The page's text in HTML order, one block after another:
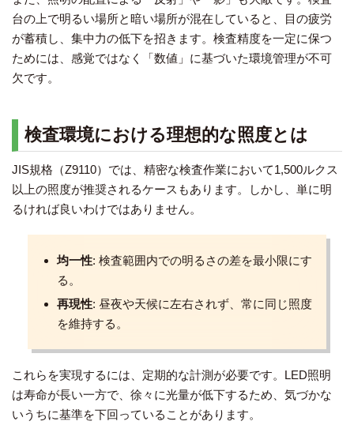
台の上で明るい場所と暗い場所が混在していると、目の疲労
が蓄積し、集中力の低下を招きます。検査精度を一定に保つ
ためには、感覚ではなく「数値」に基づいた環境管理が不可
欠です。
検査環境における理想的な照度とは
JIS規格（Z9110）では、精密な検査作業において1,500ルクス
以上の照度が推奨されるケースもあります。しかし、単に明
るければ良いわけではありません。
均一性: 検査範囲内での明るさの差を最小限にす
る。
再現性: 昼夜や天候に左右されず、常に同じ照度
を維持する。
これらを実現するには、定期的な計測が必要です。LED照明
は寿命が長い一方で、徐々に光量が低下するため、気づかな
いうちに基準を下回っていることがあります。